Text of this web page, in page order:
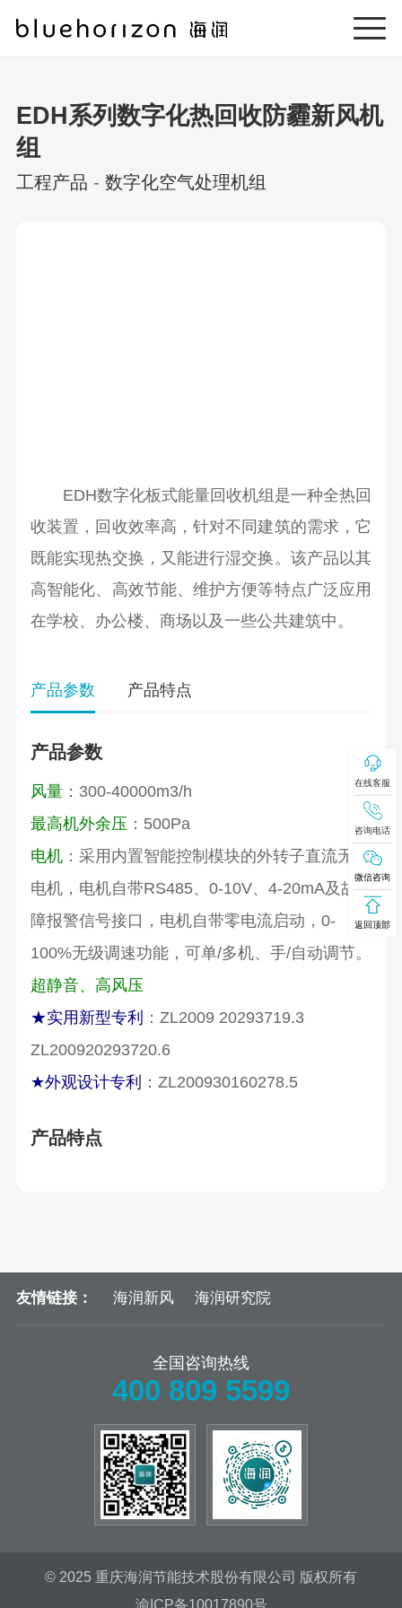
在线客服
咨询电话
微信咨询
返回顶部
EDH系列数字化热回收防霾新风机
组
工程产品 - 数字化空气处理机组
EDH数字化板式能量回收机组是一种全热回
收装置，回收效率高，针对不同建筑的需求，它
既能实现热交换，又能进行湿交换。该产品以其
高智能化、高效节能、维护方便等特点广泛应用
在学校、办公楼、商场以及一些公共建筑中。
产品参数 产品特点
产品参数
风量 ：300-40000m3/h
最高机外余压 ：500Pa
电机 ：采用内置智能控制模块的外转子直流无刷
电机，电机自带RS485、0-10V、4-20mA及故
障报警信号接口，电机自带零电流启动，0-
100%无级调速功能，可单/多机、手/自动调节。
超静音、高风压
★实用新型专利
：ZL2009 20293719.3
ZL200920293720.6
★外观设计专利
：ZL200930160278.5
产品特点
友情链接： 海润新风 海润研究院
全国咨询热线
400 809 5599
© 2025 重庆海润节能技术股份有限公司 版权所有